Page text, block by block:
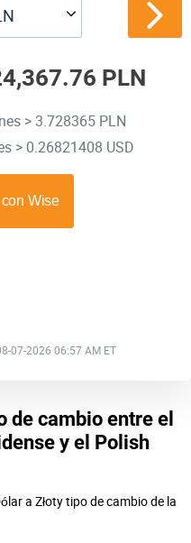
PLN
> 3.728365 PLN
> 0.26821408 USD
07-2026 06:57 AM ET
de cambio entre el
y el Polish
a Złoty tipo de cambio de la